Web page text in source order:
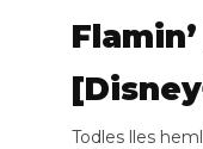
Todles lles